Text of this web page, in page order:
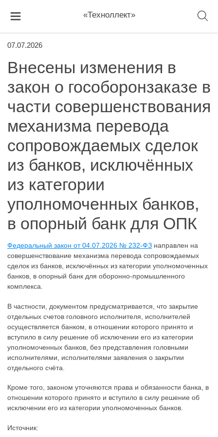
«Техноллект»
07.07.2026
Внесены изменения в
закон о гособоронзаказе в
части совершенствования
механизма перевода
сопровождаемых сделок
из банков, исключённых
из категории
уполномоченных банков,
в опорный банк для ОПК
Федеральный закон от 04.07.2026 № 232-ФЗ направлен на
совершенствование механизма перевода сопровождаемых
сделок из банков, исключённых из категории уполномоченных
банков, в опорный банк для оборонно-промышленного
комплекса.
В частности, документом предусматривается, что закрытие
отдельных счетов головного исполнителя, исполнителей
осуществляется банком, в отношении которого принято и
вступило в силу решение об исключении его из категории
уполномоченных банков, без представления головными
исполнителями, исполнителями заявления о закрытии
отдельного счёта.
Кроме того, законом уточняются права и обязанности банка, в
отношении которого принято и вступило в силу решение об
исключении его из категории уполномоченных банков.
Источник: